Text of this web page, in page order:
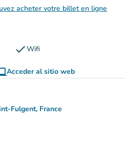
acheter votre billet en ligne
checkWifi
Acceder al sitio web
(nueva pestaña)
Fulgent, France
Google Maps)
pestaña)